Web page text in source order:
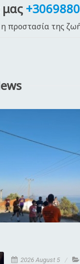
μας
προστασία της
2026 August 5